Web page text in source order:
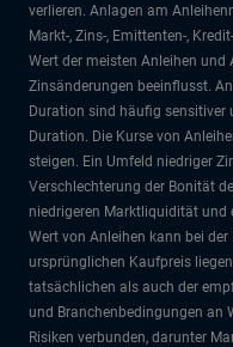
verlieren. Anlagen am
Markt-, Zins-, Emittenten-,
Wert der meisten Anleihen
Zinsänderungen beeinflusst.
Duration sind häufig sensitiver
Duration. Die Kurse von
steigen. Ein Umfeld niedriger
Verschlechterung der Bonität
niedrigeren Marktliquidität und
Wert von Anleihen kann bei
ursprünglichen Kaufpreis
tatsächlichen als auch der
und Branchenbedingungen an
Risiken verbunden, darunter